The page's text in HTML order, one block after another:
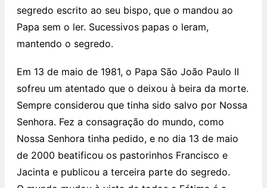
segredo escrito ao seu bispo, que o mandou ao
Papa sem o ler. Sucessivos papas o leram,
mantendo o segredo.
Em 13 de maio de 1981, o Papa São João Paulo II
sofreu um atentado que o deixou à beira da morte.
Sempre considerou que tinha sido salvo por Nossa
Senhora. Fez a consagração do mundo, como
Nossa Senhora tinha pedido, e no dia 13 de maio
de 2000 beatificou os pastorinhos Francisco e
Jacinta e publicou a terceira parte do segredo.